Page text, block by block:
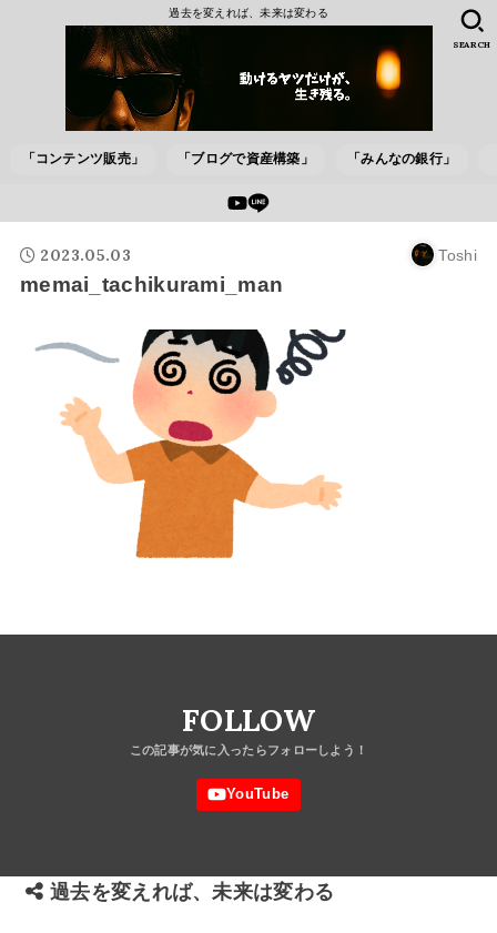
過去を変えれば、未来は変わる
「コンテンツ販売」 「ブログで資産構築」 「みんなの銀行」
SEARCH
2023.05.03 Toshi
memai_tachikurami_man
FOLLOW
過去を変えれば、未来は変わる